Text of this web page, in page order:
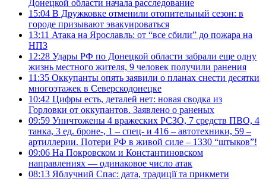
Донецкой области начала расследование
15:04 В Дружковке отменили отопительный сезон: в
городе призывают эвакуироваться
13:11 Атака на Ярославль: от “все сбили” до пожара на
НПЗ
12:28 Удары РФ по Донецкой области забрали еще одну
жизнь местного жителя, 9 человек получили ранения
11:35 Оккупанты опять заявили о планах снести десятки
многоэтажек в Северскодонецке
10:42 Цифры есть, деталей нет: новая сводка из
Горловки от оккупантов. Заявлено о раненых
09:59 Уничтожены 4 вражеских РСЗО, 7 средств ПВО, 4
танка, 3 ед. броне-, 1 – спец- и 416 – автотехники, 59 –
артиллерии. Потери РФ в живой силе – 1330 “штыков”!
09:06 На Покровском и Константиновском
направлениях — одинаковое число атак
08:13 Яблучний Спас: дата, традиції та прикмети